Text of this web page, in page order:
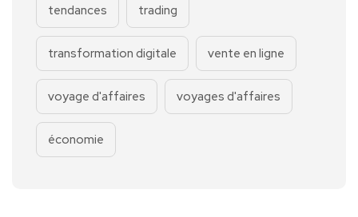
tendances trading
transformation digitale vente en ligne
voyage d'affaires voyages d'affaires
économie